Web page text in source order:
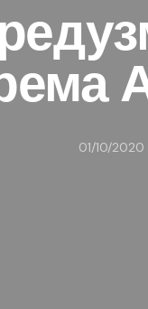
01/10/2020